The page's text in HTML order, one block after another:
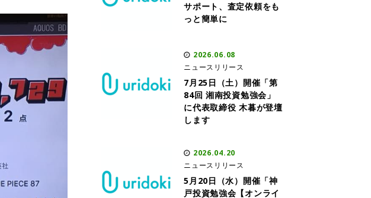
サポート、査定依頼をも
っと簡単に
2026.06.08
ニュースリリース
7月25日（土）開催「第
84回 湘南投資勉強会」
に代表取締役 木暮が登壇
します
2026.04.20
ニュースリリース
5月20日（水）開催「神
戸投資勉強会【オンライ